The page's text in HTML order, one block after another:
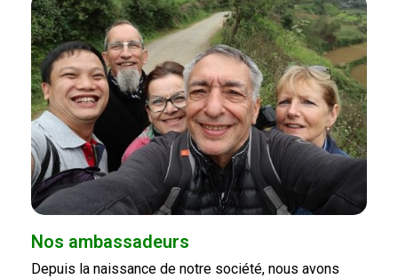
Nos ambassadeurs
Depuis la naissance de notre société, nous avons